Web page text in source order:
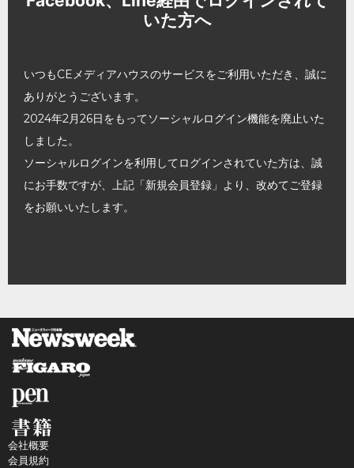
いた方へ
いつもCEメディアハウスのサービスをご利用いただき、誠に
ありがとうございます。
2024年2月26日をもってソーシャルログイン機能を廃止いた
しました。
ソーシャルログインを利用してログインされていた方は、誠
にお手数ですが、上記「新規会員登録」より、改めてご登録
をお願いいたします。
会社概要
会員規約